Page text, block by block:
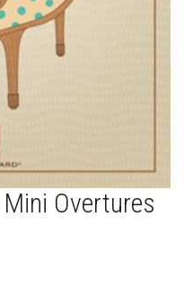
Overtures